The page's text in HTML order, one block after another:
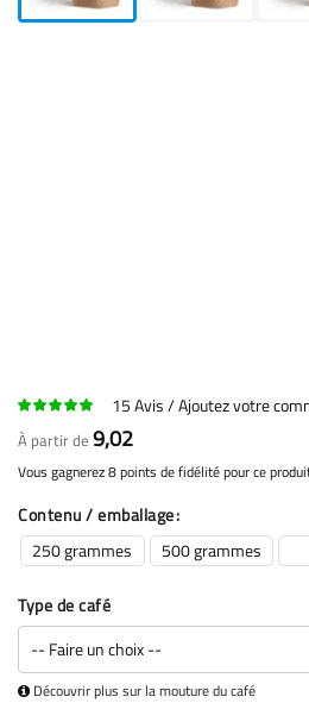
15Avis Ajoutez votre
À partir de 9,02
Vous gagnerez 8 points de fidélité pour ce
Contenu / emballage
250 grammes
500 grammes
Type de café
Découvrir plus sur la mouture du café